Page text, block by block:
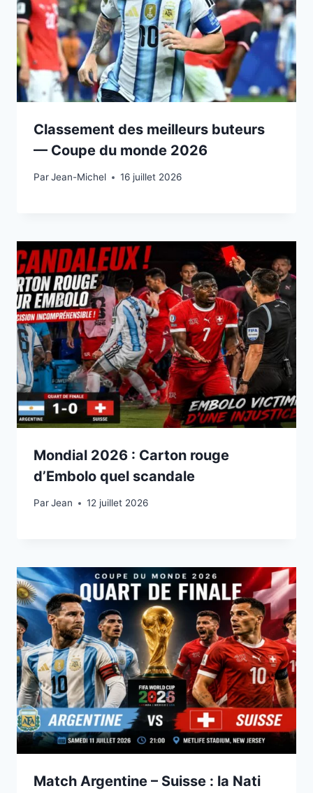
Classement des meilleurs buteurs
— Coupe du monde 2026
ParJean-Michel
15 juillet 2026 16 juillet 2026
Mondial 2026 : Carton rouge
d’Embolo quel scandale
ParJean
12 juillet 202612 juillet 2026
Match Argentine – Suisse : la Nati